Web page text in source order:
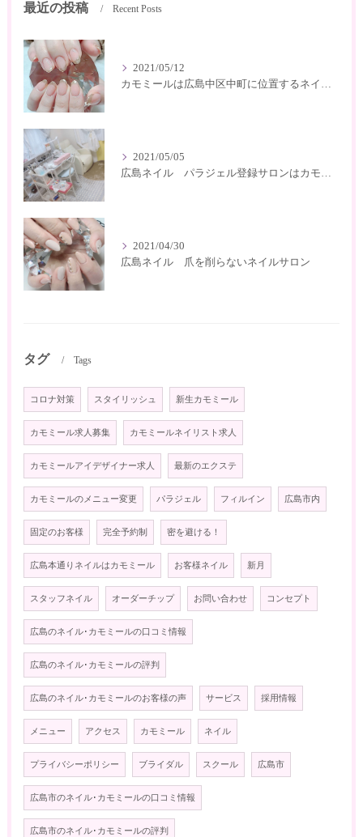
最近の投稿 Recent Posts
2021/05/12
カモミールは広島中区中町に位置するネイルサロン
2021/05/05
広島ネイル パラジェル登録サロンはカモミール
2021/04/30
広島ネイル 爪を削らないネイルサロン
タグ Tags
コロナ対策 スタイリッシュ 新生カモミール
カモミール求人募集 カモミールネイリスト求人
カモミールアイデザイナー求人 最新のエクステ
カモミールのメニュー変更 パラジェル フィルイン 広島市内
固定のお客様 完全予約制 密を避ける！
広島本通りネイルはカモミール お客様ネイル 新月
スタッフネイル オーダーチップ お問い合わせ コンセプト
広島のネイル･カモミールの口コミ情報
広島のネイル･カモミールの評判
広島のネイル･カモミールのお客様の声 サービス 採用情報
メニュー アクセス カモミール ネイル
プライバシーポリシー ブライダル スクール 広島市
広島市のネイル･カモミールの口コミ情報
広島市のネイル･カモミールの評判